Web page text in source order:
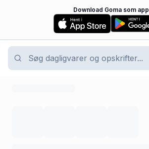
Download Goma som app